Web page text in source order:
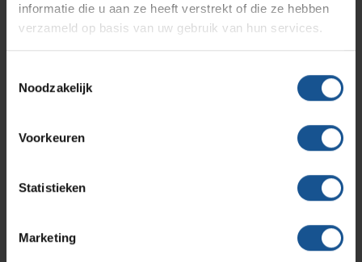
informatie die u aan ze heeft verstrekt of die ze hebben
verzameld op basis van uw gebruik van hun services.
Noodzakelijk
Voorkeuren
Statistieken
Marketing
Hoogte
RVS
VE-Systems
8 paar rvs geleiders, Afmeting: 920 x 680 x 2100 mm
Assortiment
Onze merken
Hammerlit
Contact